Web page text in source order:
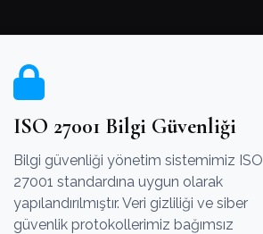
ISO 27001 Bilgi Güvenliği
Bilgi güvenliği yönetim sistemimiz ISO
27001 standardına uygun olarak
yapılandırılmıştır. Veri gizliliği ve siber
güvenlik protokollerimiz bağımsız